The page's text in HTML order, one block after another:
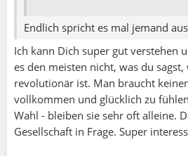
Endlich spricht es mal jemand
Ich kann Dich super gut verstehen
es den meisten nicht, was du sagst,
revolutionär ist. Man braucht
vollkommen und glücklich zu
Wahl - bleiben sie sehr oft alleine.
Gesellschaft in Frage. Super